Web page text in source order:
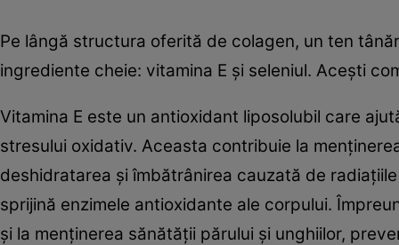
Pe lângă structura oferită de colagen, un ten
ingrediente cheie: vitamina E și seleniul. Acești
Vitamina E este un antioxidant liposolubil care
stresului oxidativ. Aceasta contribuie la
deshidratarea și îmbătrânirea cauzată de
sprijină enzimele antioxidante ale corpului.
și la menținerea sănătății părului și unghiilor,